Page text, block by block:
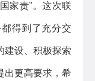
家责”。这次联
得到了充分交
建设、积极探索
出更高要求，希